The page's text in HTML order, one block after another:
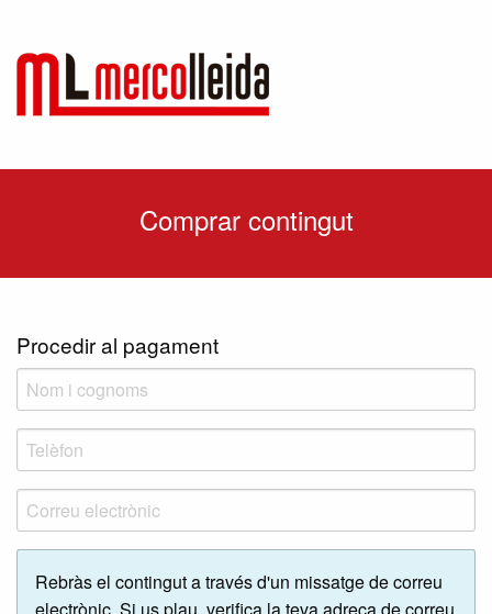
Comprar contingut
Procedir al pagament
Rebràs el contingut a través d'un missatge de correu
electrònic. Si us plau, verifica la teva adreça de correu